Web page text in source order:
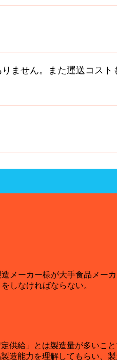
ーに直接取引交渉まで行い
ば配送コストも抑えられま
ません。また運送コスト
力を入れています。 喜んで
の軽さで探します。
メーカー様が大手食品メー
しなければならない。
供給」とは製造量が多いこ
造能力を理解してもらい、